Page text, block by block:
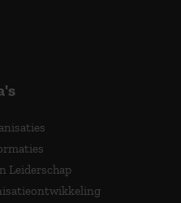
Leiderschap